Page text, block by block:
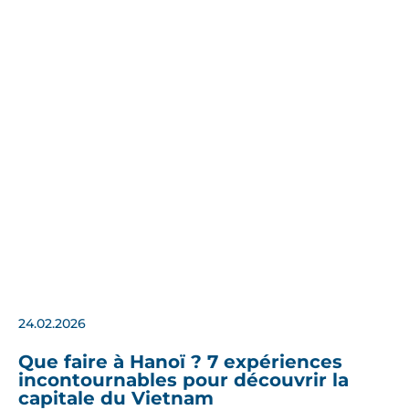
24.02.2026
Que faire à Hanoï ? 7 expériences
incontournables pour découvrir la
capitale du Vietnam